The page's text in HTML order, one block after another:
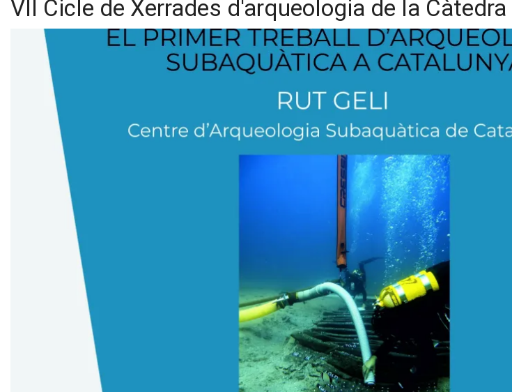
VII Cicle de Xerrades d'arqueologia de la